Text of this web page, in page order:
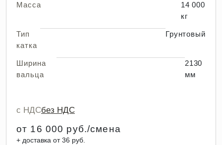
Масса
14 000
кг
Тип
катка
Грунтовый
Ширина
вальца
2130
мм
с НДСбез НДС
от 16 000 руб./смена
+ доставка от 36 руб.